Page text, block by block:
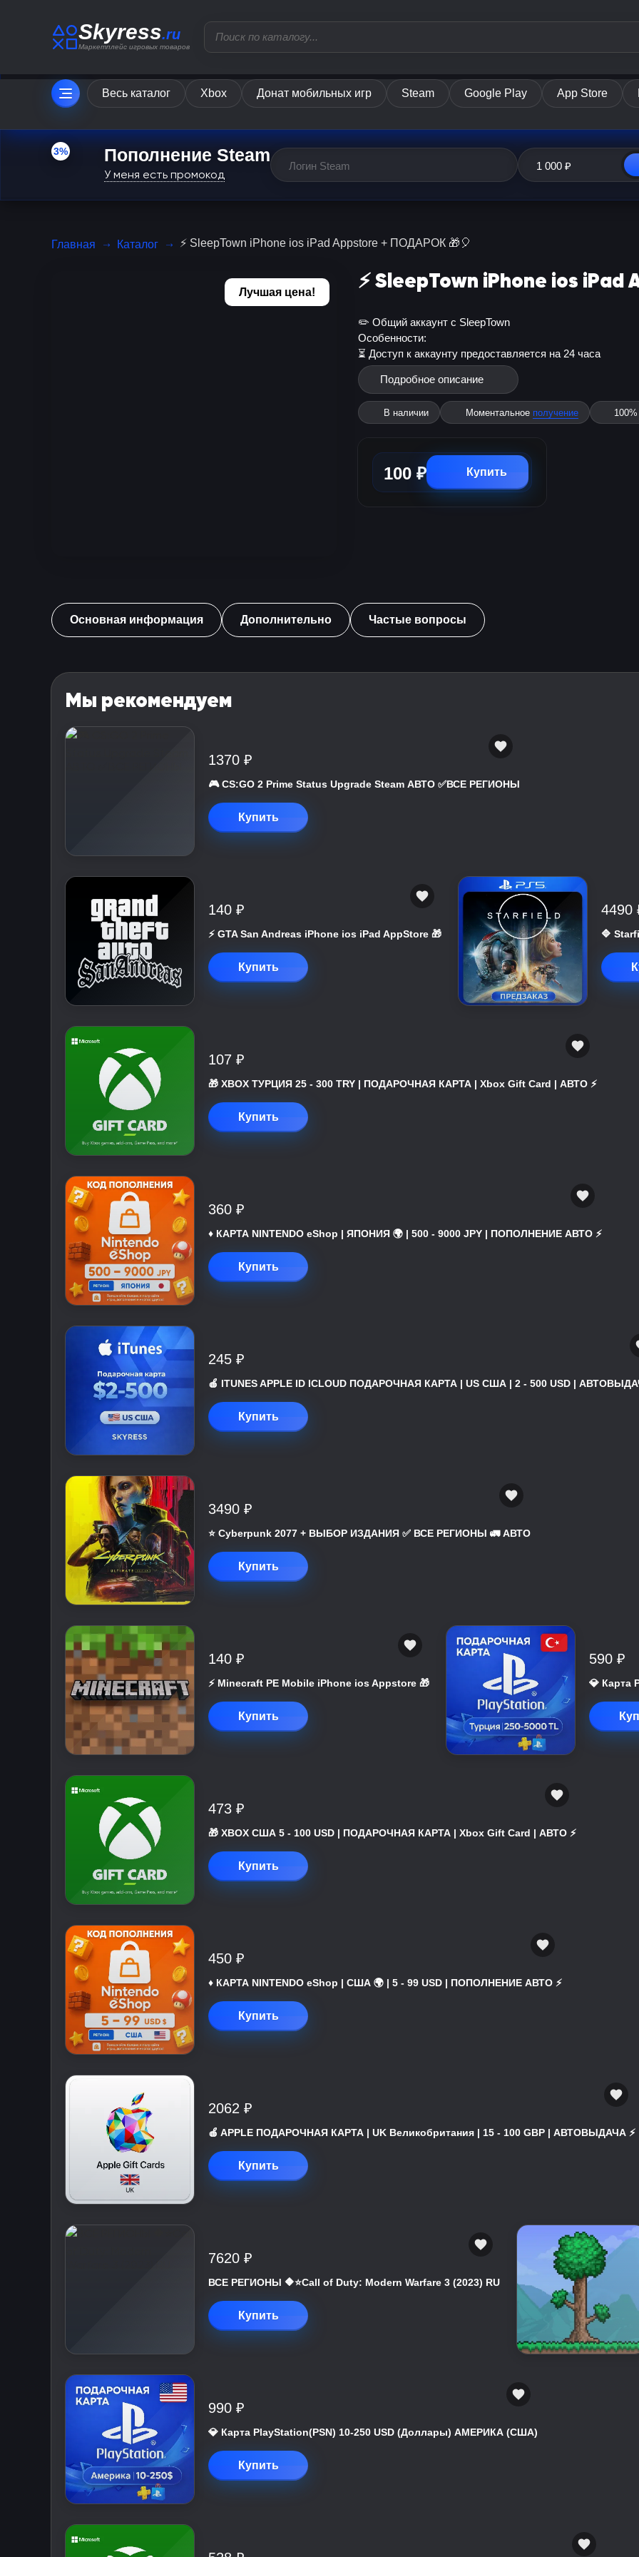
Skyress.ru
Маркетплейс игровых товаров
Весь каталог Xbox Донат мобильных игр Steam Google Play App Store
3% Пополнение Steam
У меня есть промокод
Главная Каталог ⚡️ SleepTown iPhone ios iPad Appstore + ПОДАРОК 🎁🎈
Лучшая цена! ⚡️ SleepTown iPhone ios
✏️ Общий аккаунт с SleepTown
Особенности:
⏳ Доступ к аккаунту предоставляется на 24 часа
Подробное описание
В наличии Моментальное получение
100 ₽ Купить
Основная информация Дополнительно Частые вопросы
Мы рекомендуем
1370 ₽
🎮 CS:GO 2 Prime Status Upgrade Steam АВТО ✅ВСЕ РЕГИОНЫ
Купить
140 ₽
⚡️ GTA San Andreas iPhone ios iPad AppStore 🎁
Купить
4490
🔷
107 ₽
🎁 XBOX ТУРЦИЯ 25 - 300 TRY | ПОДАРОЧНАЯ КАРТА | Xbox Gift Card | АВТО ⚡
Купить
360 ₽
♦️ КАРТА NINTENDO eShop | ЯПОНИЯ 🌍 | 500 - 9000 JPY | ПОПОЛНЕНИЕ АВТО ⚡
Купить
245 ₽
🍎 ITUNES APPLE ID ICLOUD ПОДАРОЧНАЯ КАРТА | US США | 2 - 500 USD |
Купить
3490 ₽
⭐ Cyberpunk 2077 + ВЫБОР ИЗДАНИЯ ✅ ВСЕ РЕГИОНЫ 🚛 АВТО
Купить
140 ₽
⚡️ Minecraft PE Mobile iPhone ios Appstore 🎁
Купить
590 ₽
💎 Карта
473 ₽
🎁 XBOX США 5 - 100 USD | ПОДАРОЧНАЯ КАРТА | Xbox Gift Card | АВТО ⚡
Купить
450 ₽
♦️ КАРТА NINTENDO eShop | США 🌍 | 5 - 99 USD | ПОПОЛНЕНИЕ АВТО ⚡
Купить
2062 ₽
🍎 APPLE ПОДАРОЧНАЯ КАРТА | UK Великобритания | 15 - 100 GBP | АВТОВЫДАЧА ⚡️
Купить
7620 ₽
ВСЕ РЕГИОНЫ 🔶⭐Call of Duty: Modern Warfare 3 (2023) RU
Купить
990 ₽
💎 Карта PlayStation(PSN) 10-250 USD (Доллары) АМЕРИКА (США)
Купить